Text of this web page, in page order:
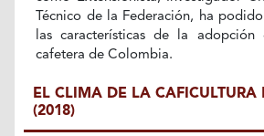
Técnico de la Federación, ha
las características de la adopción
cafetera de Colombia.
EL CLIMA DE LA
(2018)